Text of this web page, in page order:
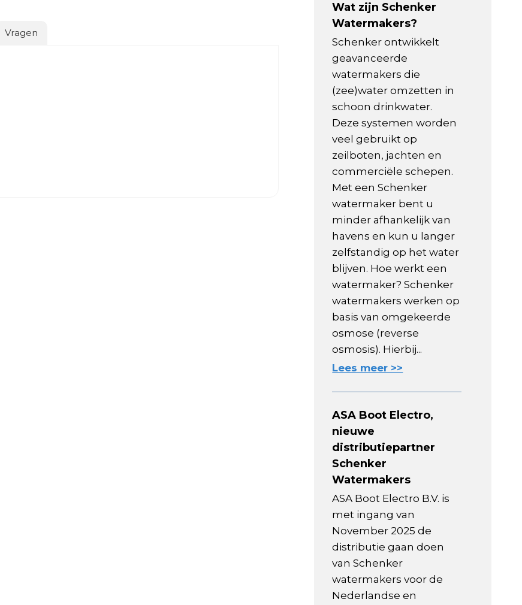
Vragen
Wat zijn Schenker
Watermakers?
Schenker ontwikkelt
geavanceerde
watermakers die
(zee)water omzetten in
schoon drinkwater.
Deze systemen worden
veel gebruikt op
zeilboten, jachten en
commerciële schepen.
Met een Schenker
watermaker bent u
minder afhankelijk van
havens en kun u langer
zelfstandig op het water
blijven. Hoe werkt een
watermaker? Schenker
watermakers werken op
basis van omgekeerde
osmose (reverse
osmosis). Hierbij...
Lees meer >>
ASA Boot Electro,
nieuwe
distributiepartner
Schenker
Watermakers
ASA Boot Electro B.V. is
met ingang van
November 2025 de
distributie gaan doen
van Schenker
watermakers voor de
Nederlandse en